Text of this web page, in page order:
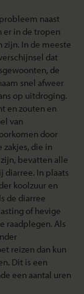
naast
er in de tropen
zijn. In de meeste
dat
de
snel afweer
op uitdroging.
en zouten en
van
door
zakjes, die in
bevatten alle
diarree. In plaats
koolzuur en
de diarree
of hevige
raadplegen. Als
reizen dan kun
Dit is een
een aantal uren